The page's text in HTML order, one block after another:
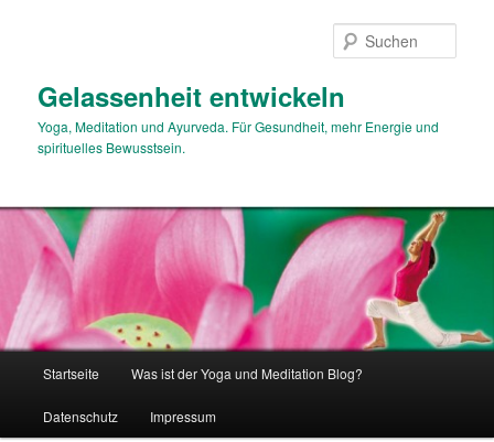
Gelassenheit entwickeln
Yoga, Meditation und Ayurveda. Für Gesundheit, mehr Energie und
spirituelles Bewusstsein.
Startseite Was ist der Yoga und Meditation Blog?
Datenschutz Impressum